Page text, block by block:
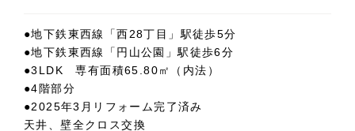
●地下鉄東西線「西28丁目」駅徒歩5分
●地下鉄東西線「円山公園」駅徒歩6分
●3LDK 専有面積65.80㎡（内法）
●4階部分
●2025年3月リフォーム完了済み
天井、壁全クロス交換